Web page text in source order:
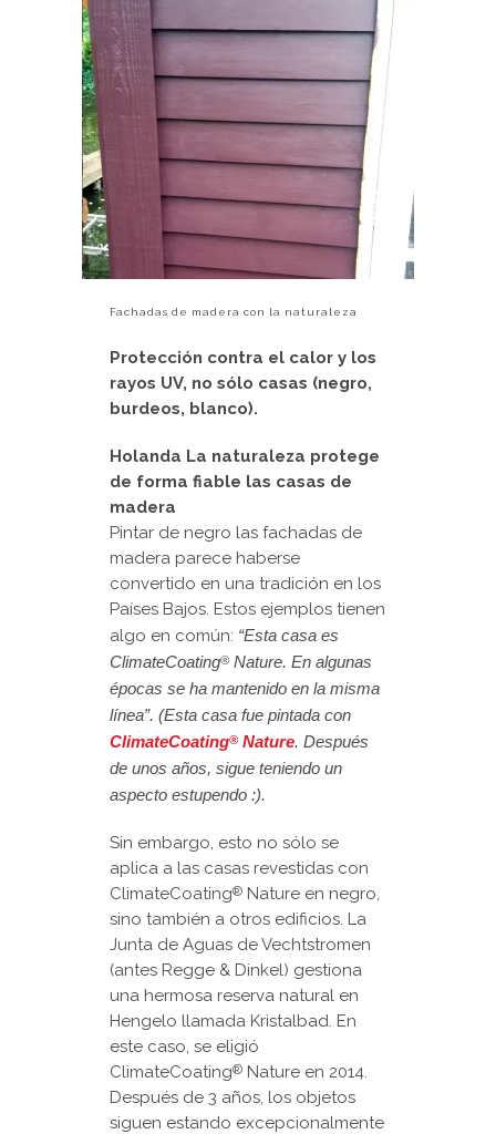
Fachadas de madera con la naturaleza
Protección contra el calor y los
rayos UV, no sólo casas (negro,
burdeos, blanco).
Holanda La naturaleza protege
de forma fiable las casas de
madera
Pintar de negro las fachadas de
madera parece haberse
convertido en una tradición en los
Países Bajos. Estos ejemplos tienen
algo en común: “Esta casa es
ClimateCoating® Nature. En algunas
épocas se ha mantenido en la misma
línea”. (Esta casa fue pintada con
ClimateCoating® Nature. Después
de unos años, sigue teniendo un
aspecto estupendo :).
Sin embargo, esto no sólo se
aplica a las casas revestidas con
ClimateCoating® Nature en negro,
sino también a otros edificios. La
Junta de Aguas de Vechtstromen
(antes Regge & Dinkel) gestiona
una hermosa reserva natural en
Hengelo llamada Kristalbad. En
este caso, se eligió
ClimateCoating® Nature en 2014.
Después de 3 años, los objetos
siguen estando excepcionalmente